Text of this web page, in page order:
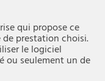
qui propose ce
prestation choisi.
le logiciel
ou seulement un de